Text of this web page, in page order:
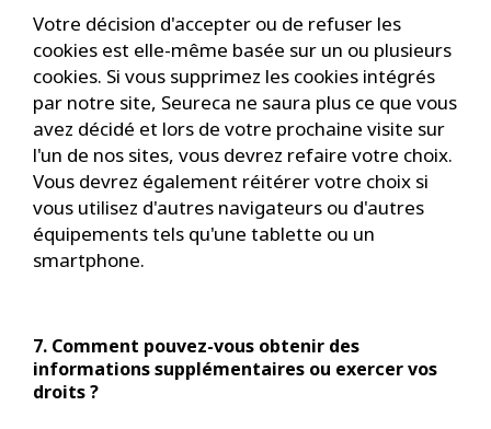
Votre décision d'accepter ou de refuser les
cookies est elle-même basée sur un ou plusieurs
cookies. Si vous supprimez les cookies intégrés
par notre site, Seureca ne saura plus ce que vous
avez décidé et lors de votre prochaine visite sur
l'un de nos sites, vous devrez refaire votre choix.
Vous devrez également réitérer votre choix si
vous utilisez d'autres navigateurs ou d'autres
équipements tels qu'une tablette ou un
smartphone.
7. Comment pouvez-vous obtenir des
informations supplémentaires ou exercer vos
droits ?